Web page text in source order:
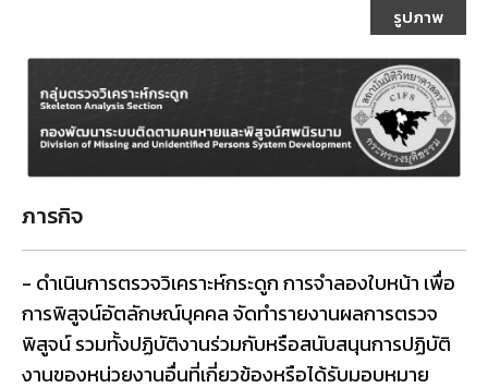
รูปภาพ
ภารกิจ
- ดำเนินการตรวจวิเคราะห์กระดูก การจำลองใบหน้า เพื่อ
การพิสูจน์อัตลักษณ์บุคคล จัดทำรายงานผลการตรวจ
พิสูจน์ รวมทั้งปฏิบัติงานร่วมกับหรือสนับสนุนการปฏิบัติ
งานของหน่วยงานอื่นที่เกี่ยวข้องหรือได้รับมอบหมาย